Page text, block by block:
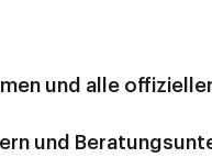
und alle
und